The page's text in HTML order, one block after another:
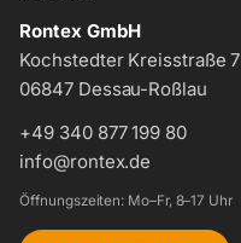
Rontex GmbH
Kochstedter Kreisstraße 7
06847 Dessau-Roßlau
+49 340 877 199 80
info@rontex.de
Öffnungszeiten: Mo–Fr, 8–17 Uhr